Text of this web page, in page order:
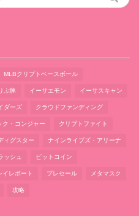
MLBクリプトベースボール
ぷ豚 イーサエモン イーサスキャン
ダーズ クラウドファンディング
ク・コンジャー クリプトファイト
ィグスター ナインライブズ・アリーナ
ッシュ ビットコイン
イレポート プレセール メタマスク
攻略